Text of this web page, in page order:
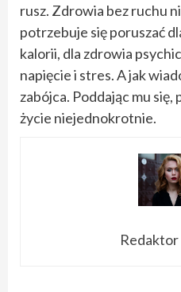
rusz. Zdrowia bez ruchu
potrzebuje się poruszać
kalorii, dla zdrowia
napięcie i stres. A jak
zabójca. Poddając mu
życie niejednokrotnie.